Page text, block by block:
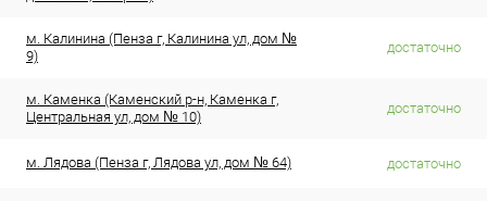
м. Калинина (Пенза г, Калинина ул, дом №
9)
достаточно
м. Каменка (Каменский р-н, Каменка г,
Центральная ул, дом № 10)
достаточно
м. Лядова (Пенза г, Лядова ул, дом № 64) достаточно